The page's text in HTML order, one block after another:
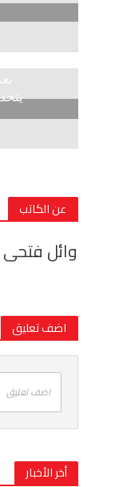
عن الكاتب
وائل فتحى
اضف تعليق
اضف تعليق
أخر الأخبار